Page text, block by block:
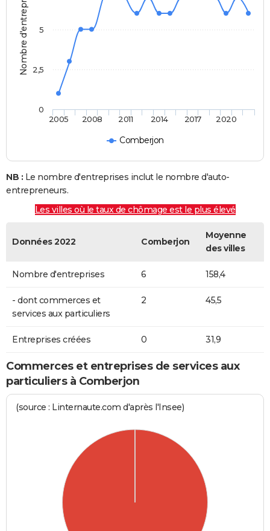
Nombre d'entreprises
Comberjon
2005 2008 2011 2014 2017 2020
0
2,5
5
NB : Le nombre d'entreprises inclut le nombre d'auto-
entrepreneurs.
Les villes où le taux de chômage est le plus élevé
Données 2022 Comberjon
Moyenne
des villes
Nombre d'entreprises 6 158,4
- dont commerces et
services aux particuliers
2 45,5
Entreprises créées 0 31,9
Commerces et entreprises de services aux
particuliers à Comberjon
(source : Linternaute.com d'après l'Insee)